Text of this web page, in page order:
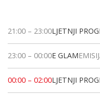
21:00 – 23:00LJETNJI
23:00 – 00:00E GLAM
00:00 – 02:00LJETNJI